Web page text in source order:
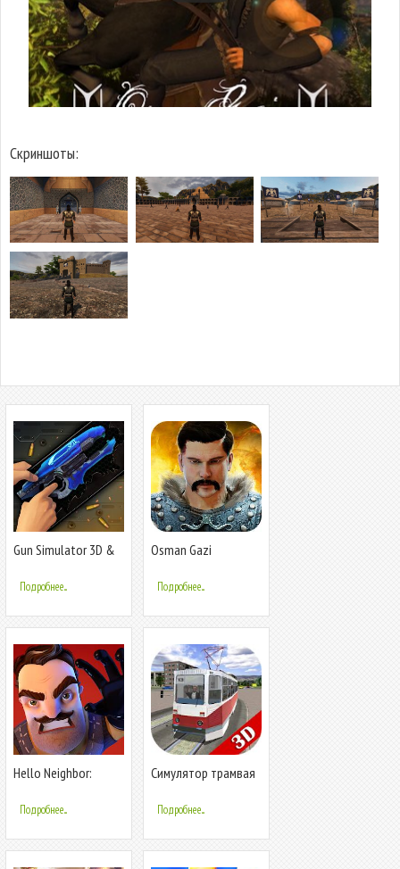
Скриншоты:
Gun Simulator 3D &
Подробнее...
Osman Gazi
Подробнее...
Hello Neighbor:
Подробнее...
Симулятор трамвая
Подробнее...